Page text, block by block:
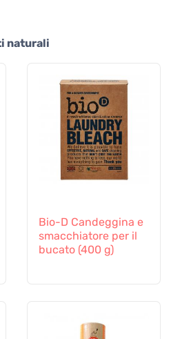
naturali
Bio-D Candeggina e
smacchiatore per il
bucato (400 g)